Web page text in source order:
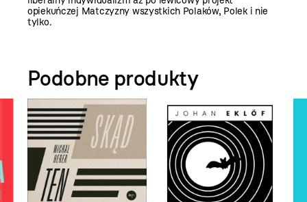
opiekuńczej Matczyzny wszystkich Polaków, Polek i nie
tylko.
Podobne produkty